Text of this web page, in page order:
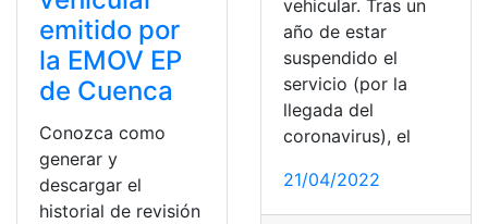
emitido por
la EMOV EP
de Cuenca
Conozca como
generar y
descargar el
historial de revisión
vehicular. Tras un
año de estar
suspendido el
servicio (por la
llegada del
coronavirus), el
21/04/2022